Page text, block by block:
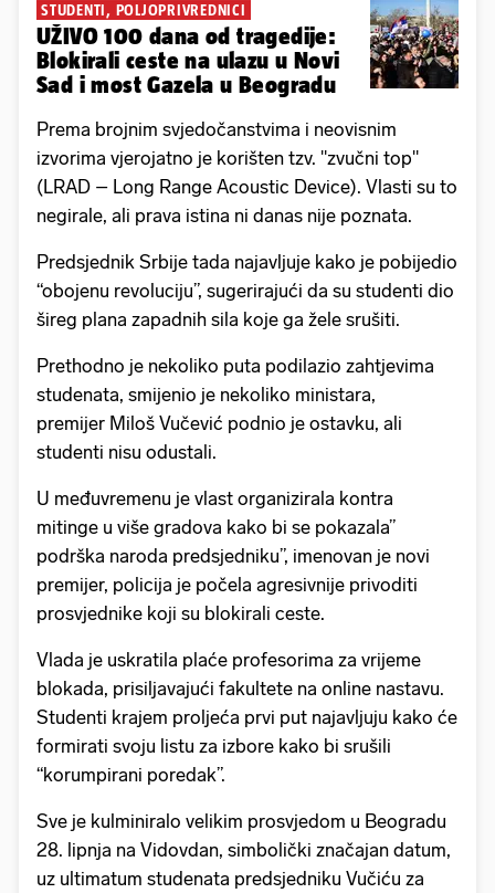
STUDENTI, POLJOPRIVREDNICI
UŽIVO 100 dana od tragedije:
Blokirali ceste na ulazu u Novi
Sad i most Gazela u Beogradu
Prema brojnim svjedočanstvima i neovisnim
izvorima vjerojatno je korišten tzv. "zvučni top"
(LRAD – Long Range Acoustic Device). Vlasti su to
negirale, ali prava istina ni danas nije poznata.
Predsjednik Srbije tada najavljuje kako je pobijedio
“obojenu revoluciju”, sugerirajući da su studenti dio
šireg plana zapadnih sila koje ga žele srušiti.
Prethodno je nekoliko puta podilazio zahtjevima
studenata, smijenio je nekoliko ministara,
premijer Miloš Vučević podnio je ostavku, ali
studenti nisu odustali.
U međuvremenu je vlast organizirala kontra
mitinge u više gradova kako bi se pokazala”
podrška naroda predsjedniku”, imenovan je novi
premijer, policija je počela agresivnije privoditi
prosvjednike koji su blokirali ceste.
Vlada je uskratila plaće profesorima za vrijeme
blokada, prisiljavajući fakultete na online nastavu.
Studenti krajem proljeća prvi put najavljuju kako će
formirati svoju listu za izbore kako bi srušili
“korumpirani poredak”.
Sve je kulminiralo velikim prosvjedom u Beogradu
28. lipnja na Vidovdan, simbolički značajan datum,
uz ultimatum studenata predsjedniku Vučiću za